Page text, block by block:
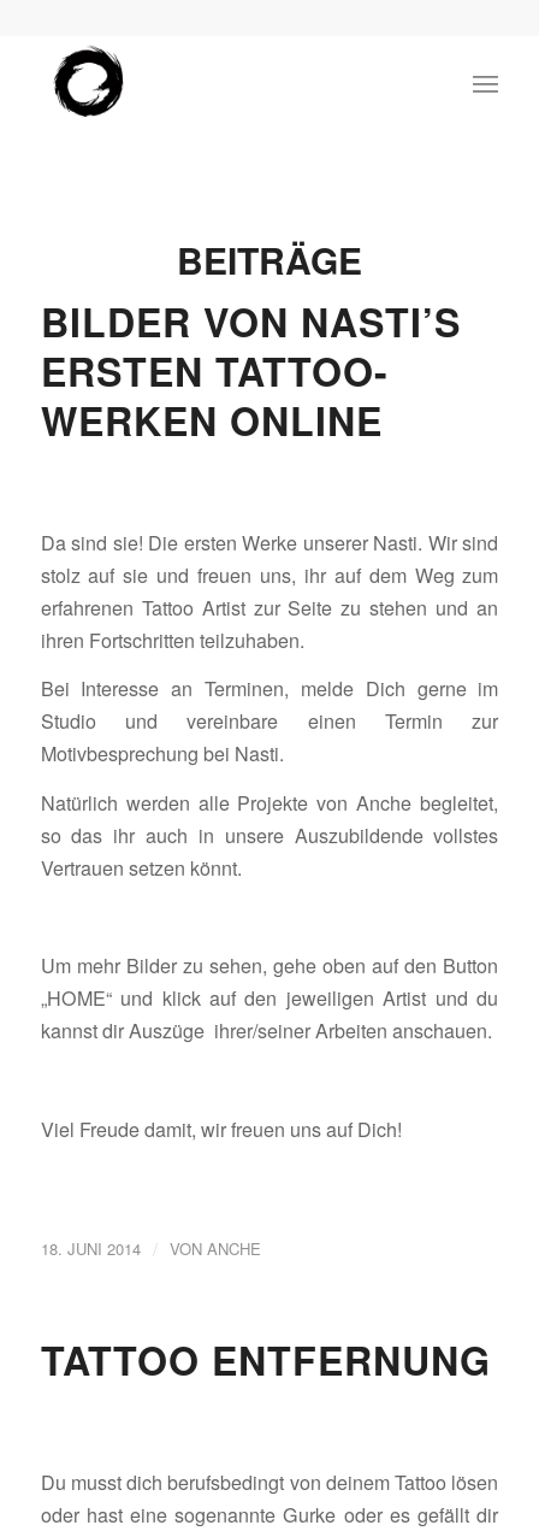
BEITRÄGE
BILDER VON NASTI’S
ERSTEN TATTOO-
WERKEN ONLINE
Da sind sie! Die ersten Werke unserer Nasti. Wir sind
stolz auf sie und freuen uns, ihr auf dem Weg zum
erfahrenen Tattoo Artist zur Seite zu stehen und an
ihren Fortschritten teilzuhaben.
Bei Interesse an Terminen, melde Dich gerne im
Studio und vereinbare einen Termin zur
Motivbesprechung bei Nasti.
Natürlich werden alle Projekte von Anche begleitet,
so das ihr auch in unsere Auszubildende vollstes
Vertrauen setzen könnt.
Um mehr Bilder zu sehen, gehe oben auf den Button
„HOME“ und klick auf den jeweiligen Artist und du
kannst dir Auszüge ihrer/seiner Arbeiten anschauen.
Viel Freude damit, wir freuen uns auf Dich!
18. JUNI 2014 / VON ANCHE
TATTOO ENTFERNUNG
Du musst dich berufsbedingt von deinem Tattoo lösen
oder hast eine sogenannte Gurke oder es gefällt dir